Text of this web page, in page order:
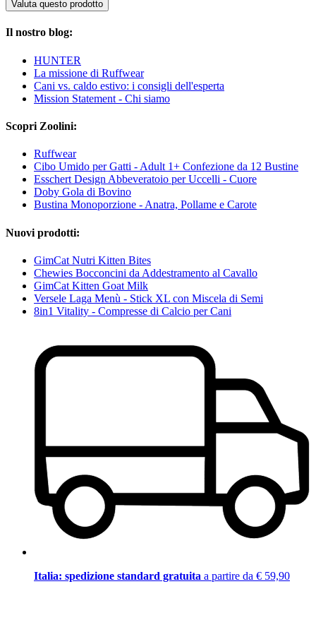
Valuta questo prodotto
Il nostro blog:
HUNTER
La missione di Ruffwear
Cani vs. caldo estivo: i consigli dell'esperta
Mission Statement - Chi siamo
Scopri Zoolini:
Ruffwear
Cibo Umido per Gatti - Adult 1+ Confezione da 12 Bustine
Esschert Design Abbeveratoio per Uccelli - Cuore
Doby Gola di Bovino
Bustina Monoporzione - Anatra, Pollame e Carote
Nuovi prodotti:
GimCat Nutri Kitten Bites
Chewies Bocconcini da Addestramento al Cavallo
GimCat Kitten Goat Milk
Versele Laga Menù - Stick XL con Miscela di Semi
8in1 Vitality - Compresse di Calcio per Cani
Italia: spedizione standard gratuita a partire da € 59,90